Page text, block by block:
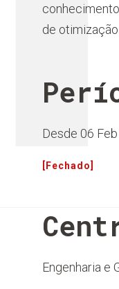
de
Desde 06
[Fechado]
Engenharia e